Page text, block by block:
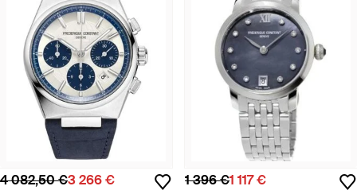
4 082,50 €3 266 € 1 396 €1 117 €